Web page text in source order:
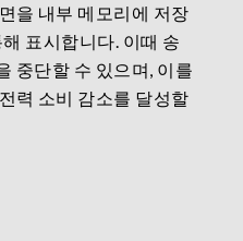
을 내부 메모리에 저장
표시합니다. 이때 송
중단할 수 있으며, 이를
력 소비 감소를 달성할